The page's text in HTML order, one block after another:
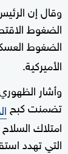
وقال إن
الضغوط
الضغوط
الأميركية.
وأشار
تضمنت كبح
امتلاك
التي تهدد